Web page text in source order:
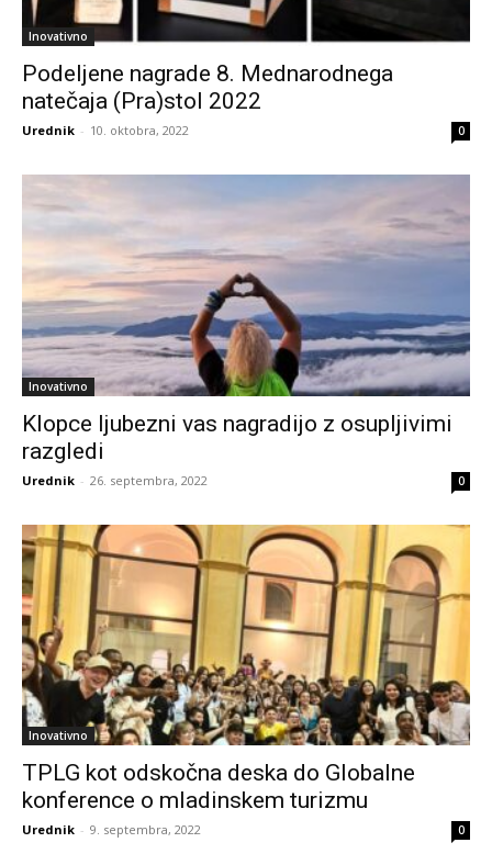
Inovativno
Podeljene nagrade 8. Mednarodnega
natečaja (Pra)stol 2022
Urednik - 10. oktobra, 2022 0
Inovativno
Klopce ljubezni vas nagradijo z osupljivimi
razgledi
Urednik - 26. septembra, 2022 0
Inovativno
TPLG kot odskočna deska do Globalne
konference o mladinskem turizmu
Urednik - 9. septembra, 2022 0